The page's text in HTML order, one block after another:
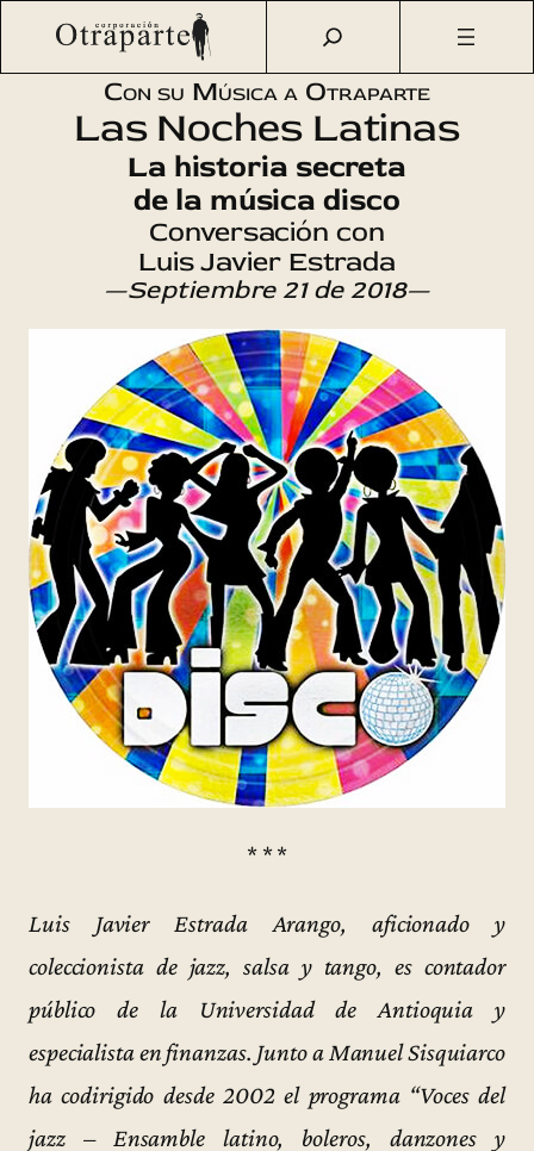
Saltar
Otraparte.org/Agenda Cultural Música
La historia
secreta de la música disco
Con su Música a Otraparte
Las Noches Latinas
La historia secreta
de la música disco
Conversación con
Luis Javier Estrada
—Septiembre 21 de 2018—
* * *
Luis Javier Estrada Arango, aficionado y
coleccionista de jazz, salsa y tango, es contador
público de la Universidad de Antioquia y
especialista en finanzas. Junto a Manuel Sisquiarco
ha codirigido desde 2002 el programa “Voces del
jazz – Ensamble latino, boleros, danzones y